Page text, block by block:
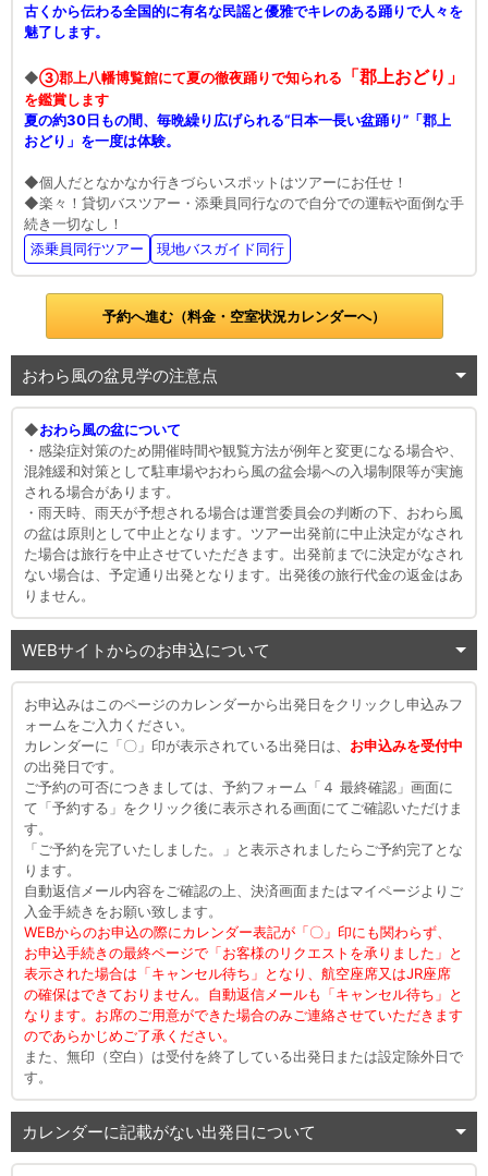
古くから伝わる全国的に有名な民謡と優雅でキレのある踊りで人々を
魅了します。
◆③郡上八幡博覧館にて夏の徹夜踊りで知られる 「郡上おどり」
を鑑賞します
夏の約30日もの間、毎晩繰り広げられる“日本一長い盆踊り”「郡上
おどり」を一度は体験。
◆個人だとなかなか行きづらいスポットはツアーにお任せ！
◆楽々！貸切バスツアー・添乗員同行なので自分での運転や面倒な手
続き一切なし！
添乗員同行ツアー
現地バスガイド同行
予約へ進む（料金・空室状況カレンダーへ）
おわら風の盆見学の注意点
◆おわら風の盆について
・感染症対策のため開催時間や観覧方法が例年と変更になる場合や、
混雑緩和対策として駐車場やおわら風の盆会場への入場制限等が実施
される場合があります。
・雨天時、雨天が予想される場合は運営委員会の判断の下、おわら風
の盆は原則として中止となります。ツアー出発前に中止決定がなされ
た場合は旅行を中止させていただきます。出発前までに決定がなされ
ない場合は、予定通り出発となります。出発後の旅行代金の返金はあ
りません。
WEBサイトからのお申込について
お申込みはこのページのカレンダーから出発日をクリックし申込みフ
ォームをご入力ください。
カレンダーに「〇」印が表示されている出発日は、 お申込みを受付中
の出発日です。
ご予約の可否につきましては、予約フォーム「４ 最終確認」画面に
て「予約する」をクリック後に表示される画面にてご確認いただけま
す。
「ご予約を完了いたしました。」と表示されましたらご予約完了とな
ります。
自動返信メール内容をご確認の上、決済画面またはマイページよりご
入金手続きをお願い致します。
WEBからのお申込の際にカレンダー表記が「〇」印にも関わらず、
お申込手続きの最終ページで「お客様のリクエストを承りました」と
表示された場合は「キャンセル待ち」となり、航空座席又はJR座席
の確保はできておりません。自動返信メールも「キャンセル待ち」と
なります。お席のご用意ができた場合のみご連絡させていただきます
のであらかじめご了承ください。
また、無印（空白）は受付を終了している出発日または設定除外日で
す。
カレンダーに記載がない出発日について